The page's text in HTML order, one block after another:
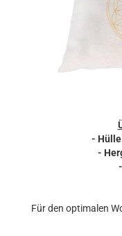
-
-
Für den optimalen